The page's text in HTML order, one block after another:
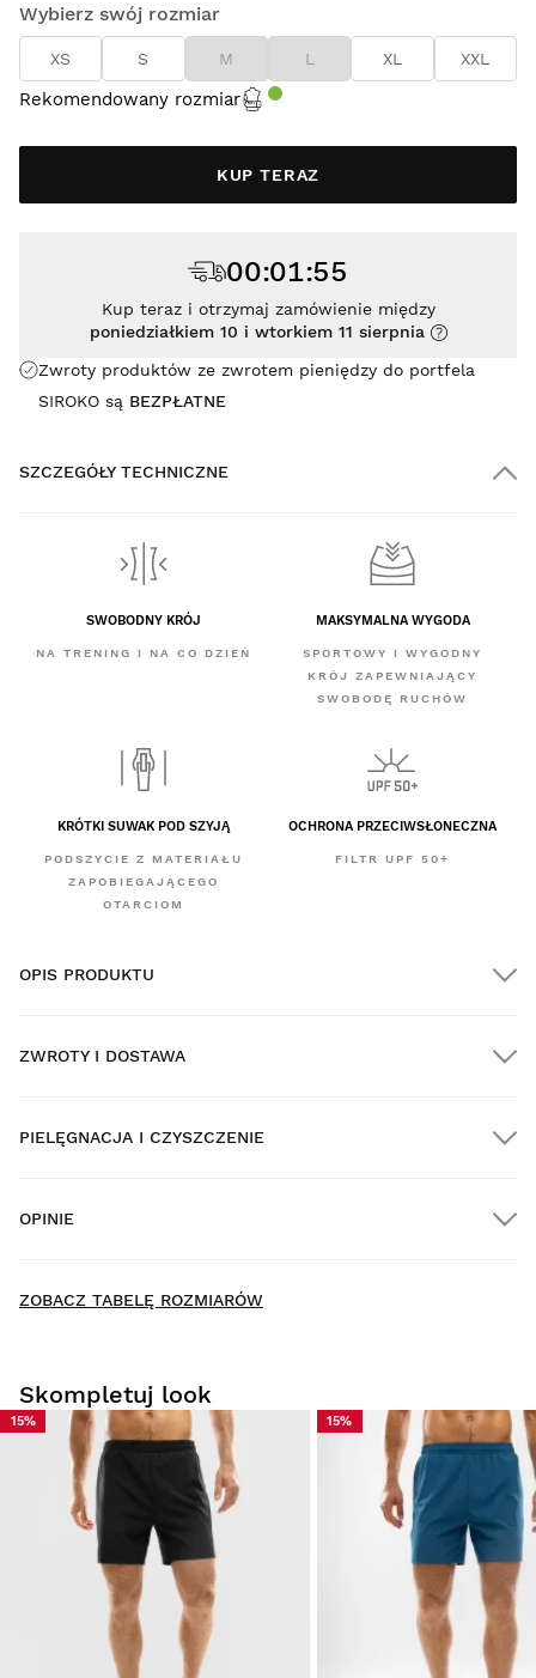
Wybierz swój rozmiar
XS S M L XL XXL
Rekomendowany rozmiar
KUP TERAZ
Zwroty produktów ze zwrotem pieniędzy do portfela
SIROKO są BEZPŁATNE
00:01:54
Kup teraz i otrzymaj zamówienie między
poniedziałkiem 10 i wtorkiem 11 sierpnia
SZCZEGÓŁY TECHNICZNE
SWOBODNY KRÓJ
NA TRENING I NA CO DZIEŃ
MAKSYMALNA WYGODA
SPORTOWY I WYGODNY
KRÓJ ZAPEWNIAJĄCY
SWOBODĘ RUCHÓW
KRÓTKI SUWAK POD SZYJĄ
PODSZYCIE Z MATERIAŁU
ZAPOBIEGAJĄCEGO
OTARCIOM
OCHRONA PRZECIWSŁONECZNA
FILTR UPF 50+
OPIS PRODUKTU
ZWROTY I DOSTAWA
Przymierz produkty spokojnie i wygodnie w domu. Na
dokonanie zwrotu masz 30 dni od momentu dostarczenia
zamówienia.
Z poziomu konta użytkownika można łatwo i szybko
zwrócić produkt.
Zwrot pieniędzy na oryginalną metodę płatności Od $9.95
PIELĘGNACJA I CZYSZCZENIE
OPINIE
ZOBACZ TABELĘ ROZMIARÓW
Skompletuj look
15% 15%